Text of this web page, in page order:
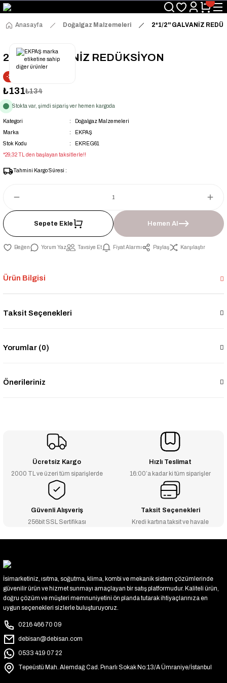
Üyelerimize Özel "uye2026" Koduyla Sepette Ekstra %3 İndirim
KAZAN-KASKAD İÇİN TEK ADRES
Anasayfa
Doğalgaz Malzemeleri 2*1/2'' GALVANİZ
2*1/2'' GALVANİZ REDÜKSİYON
-2% İNDİRİM
₺131₺134
Stokta var, şimdi sipariş ver hemen kargoda
Kategori
Doğalgaz Malzemeleri
Marka
EKPAŞ
Stok Kodu
EKREG61
*29,32 TL den başlayan taksitlerle!!
Tahmini Kargo Süresi :
Sepete Ekle Hemen Al
Yorum Yaz Tavsiye Et Fiyat Alarmı Paylaş Karşılaştır
Ürün Bilgisi
Taksit Seçenekleri
Yorumlar (0)
Önerileriniz
Ücretsiz Kargo
2000 TL ve üzeri tüm siparişlerde
Hızlı Teslimat
16:00’a kadar ki tüm siparişler
Güvenli Alışveriş
256bit SSL Sertifikası
Taksit Seçenekleri
Kredi kartına taksit ve havale
İsimarketiniz, ısıtma, soğutma, klima, kombi ve mekanik sistem çözümlerinde
güvenilir ürün ve hizmet sunmayı amaçlayan bir satış platformudur. Kaliteli ürün,
doğru çözüm ve müşteri memnuniyetini ön planda tutarak ihtiyaçlarınıza en
uygun seçenekleri sizlerle buluşturuyoruz.
0216 466 70 09
debisan@debisan.com
0533 419 07 22
Tepeüstü Mah. Alemdağ Cad. Pınarlı Sokak No:13/A Ümraniye/İstanbul